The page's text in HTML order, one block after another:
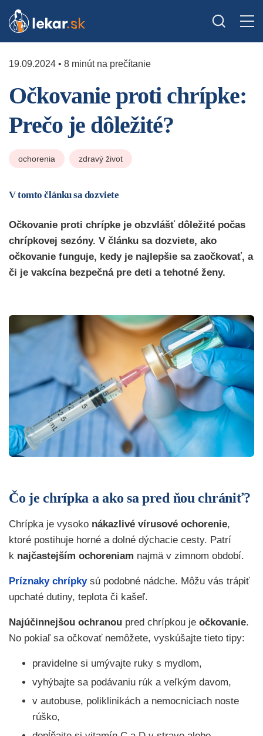
19.09.2024 • 8 minút na prečítanie
Očkovanie proti chrípke:
Prečo je dôležité?
ochorenia zdravý život
V tomto článku sa dozviete
Očkovanie proti chrípke je obzvlášť dôležité počas
chrípkovej sezóny. V článku sa dozviete, ako
očkovanie funguje, kedy je najlepšie sa zaočkovať, a
či je vakcína bezpečná pre deti a tehotné ženy.
Čo je chrípka a ako sa pred ňou chrániť?
Chrípka je vysoko nákazlivé vírusové ochorenie,
ktoré postihuje horné a dolné dýchacie cesty. Patrí
k najčastejším ochoreniam najmä v zimnom období.
Príznaky chrípkysú podobné nádche. Môžu vás trápiť
upchaté dutiny, teplota či kašeľ.
Najúčinnejšou ochranou pred chrípkou je očkovanie.
No pokiaľ sa očkovať nemôžete, vyskúšajte tieto tipy:
pravidelne si umývajte ruky s mydlom,
vyhýbajte sa podávaniu rúk a veľkým davom,
v autobuse, poliklinikách a nemocniciach noste
rúško,